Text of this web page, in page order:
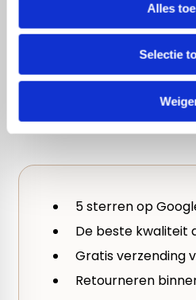
Alles
Selectie
5 sterren op
De beste kwaliteit
Gratis verzending
Retourneren